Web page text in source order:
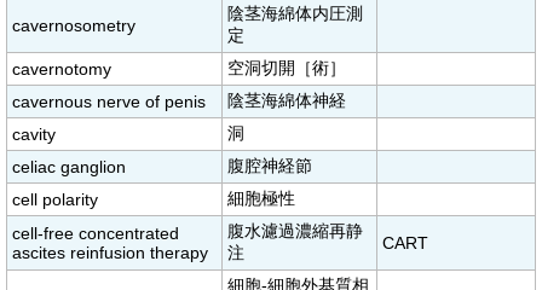
cavernosometry
陰茎海綿体内圧測
定
cavernotomy
空洞切開［術］
cavernous nerve of penis
陰茎海綿体神経
cavity
洞
celiac ganglion
腹腔神経節
cell polarity
細胞極性
cell-free concentrated
ascites reinfusion therapy
腹水濾過濃縮再静
注
CART
細胞-細胞外基質相